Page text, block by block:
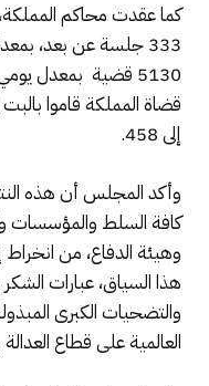
كما عقدت محاكم
إلى 458.
وأكد المجلس أن هذه
كافة السلط والمؤسسات
وهيئة الدفاع، من
هذا السياق، عبارات
والتضحيات الكبرى
العالمية على قطاع